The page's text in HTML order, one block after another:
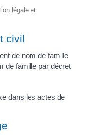
légale et
civil
de nom de famille
de famille par décret
dans les actes de